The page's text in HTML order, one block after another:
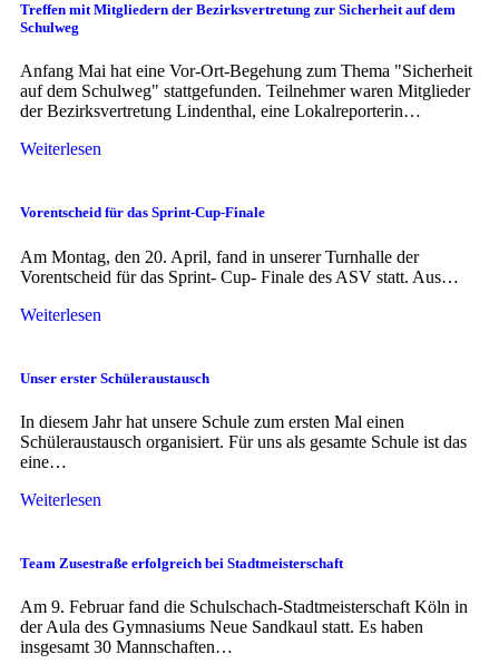
Treffen mit Mitgliedern der Bezirksvertretung zur Sicherheit auf dem
Schulweg
Anfang Mai hat eine Vor-Ort-Begehung zum Thema "Sicherheit
auf dem Schulweg" stattgefunden. Teilnehmer waren Mitglieder
der Bezirksvertretung Lindenthal, eine Lokalreporterin…
Weiterlesen
Vorentscheid für das Sprint-Cup-Finale
Am Montag, den 20. April, fand in unserer Turnhalle der
Vorentscheid für das Sprint- Cup- Finale des ASV statt. Aus…
Weiterlesen
Unser erster Schüleraustausch
In diesem Jahr hat unsere Schule zum ersten Mal einen
Schüleraustausch organisiert. Für uns als gesamte Schule ist das
eine…
Weiterlesen
Team Zusestraße erfolgreich bei Stadtmeisterschaft
Am 9. Februar fand die Schulschach-Stadtmeisterschaft Köln in
der Aula des Gymnasiums Neue Sandkaul statt. Es haben
insgesamt 30 Mannschaften…